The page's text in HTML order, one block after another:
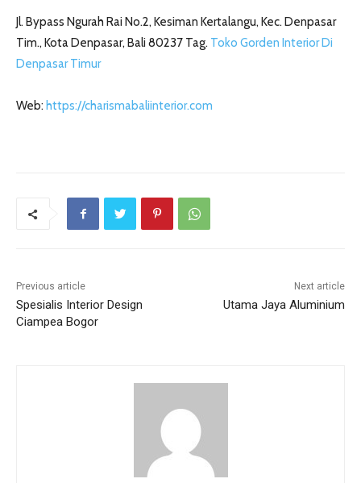
Jl. Bypass Ngurah Rai No.2, Kesiman Kertalangu, Kec. Denpasar
Tim., Kota Denpasar, Bali 80237 Tag. Toko Gorden Interior Di
Denpasar Timur
Web: https://charismabaliinterior.com
Previous article
Spesialis Interior Design
Ciampea Bogor
Next article
Utama Jaya Aluminium